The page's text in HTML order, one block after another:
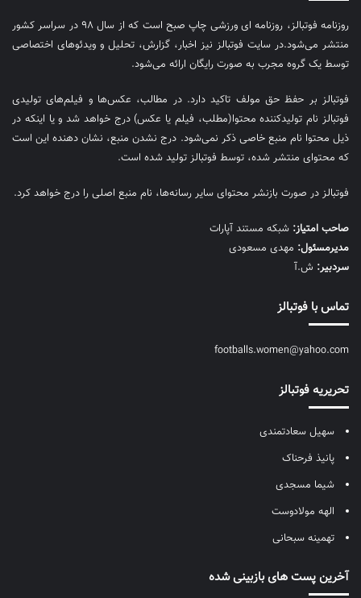
روزنامه فوتبالز، روزنامه ای ورزشی چاپ صبح است که از سال ۹۸ در سراسر کشور
منتشر می‌شود.در سایت فوتبالز نیز اخبار، گزارش، تحلیل و ویدئوهای اختصاصی
توسط یک گروه مجرب به صورت رایگان ارائه می‌شود.
فوتبالز بر حفظ حق مولف تاکید دارد. در مطالب، عکس‌ها و فیلم‌های تولیدی
فوتبالز نام تولیدکننده محتوا(مطلب، فیلم یا عکس) درج خواهد شد و یا اینکه در
ذیل محتوا نام منبع خاصی ذکر نمی‌‎شود. درج نشدن منبع، نشان دهنده این است
که محتوای منتشر شده، توسط فوتبالز تولید شده است.
فوتبالز در صورت بازنشر محتوای سایر رسانه‌ها، نام منبع اصلی را درج خواهد کرد.
صاحب امتیاز: شبکه مستند آپارات
مديرمسئول: مهدی مسعودی
سردبیر: ش.آ
تماس با فوتبالز
footballs.women@yahoo.com
تحریریه فوتبالز
سهیل سعادتمندی
پانیذ فرحناک
شیما مسجدی
الهه مولادوست
تهمینه سبحانی
آخرین پست های بازبینی شده